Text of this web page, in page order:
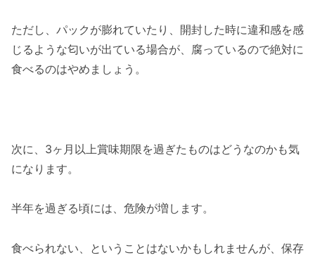
ただし、パックが膨れていたり、開封した時に違和感を感
じるような匂いが出ている場合が、腐っているので絶対に
食べるのはやめましょう。
次に、3ヶ月以上賞味期限を過ぎたものはどうなのかも気
になります。
半年を過ぎる頃には、危険が増します。
食べられない、ということはないかもしれませんが、保存